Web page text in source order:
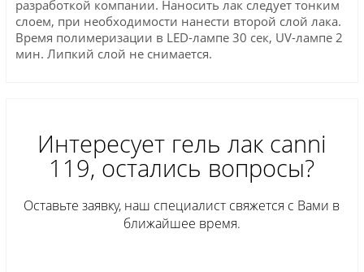
разработкой компании. Наносить лак следует тонким
слоем, при необходимости нанести второй слой лака.
Время полимеризации в LED-лампе 30 сек, UV-лампе 2
мин. Липкий слой не снимается.
Интересует гель лак сanni
119, остались вопросы?
Оставьте заявку, наш специалист свяжется с Вами в
ближайшее время.